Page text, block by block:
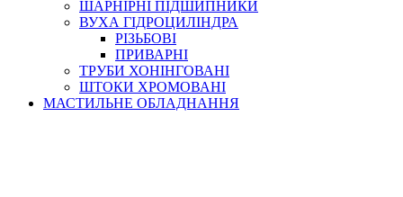
ШАРНІРНІ ПІДШИПНИКИ
ВУХА ГІДРОЦИЛІНДРА
РІЗЬБОВІ
ПРИВАРНІ
ТРУБИ ХОНІНГОВАНІ
ШТОКИ ХРОМОВАНІ
МАСТИЛЬНЕ ОБЛАДНАННЯ